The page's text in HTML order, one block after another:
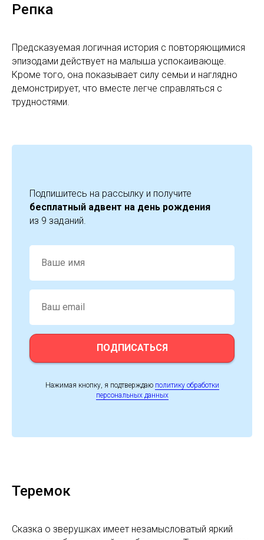
Репка
Предсказуемая логичная история с повторяющимися
эпизодами действует на малыша успокаивающе.
Кроме того, она показывает силу семьи и наглядно
демонстрирует, что вместе легче справляться с
трудностями.
Подпишитесь на рассылку и получите
бесплатный адвент на день рождения
из 9 заданий.
ПОДПИСАТЬСЯ
Нажимая кнопку, я подтверждаю политику обработки
персональных данных
Теремок
Сказка о зверушках имеет незамысловатый яркий